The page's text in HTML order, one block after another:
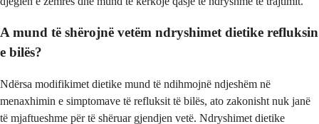
A mund të shërojnë vetëm ndryshimet dietike refluksin
e bilës?
Ndërsa modifikimet dietike mund të ndihmojnë ndjeshëm në
menaxhimin e simptomave të refluksit të bilës, ato zakonisht nuk janë
të mjaftueshme për të shëruar gjendjen vetë. Ndryshimet dietike